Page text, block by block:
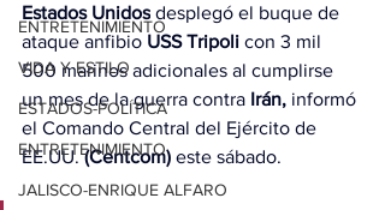
ENTRETENIMIENTO
VIDA Y ESTILO
ESTADOS-POLÍTICA
ENTRETENIMIENTO
JALISCO-ENRIQUE ALFARO
Estados Unidos desplegó el buque de
ataque anfibio USS Tripoli con 3 mil
500 marinos adicionales al cumplirse
un mes de la guerra contra Irán, informó
el Comando Central del Ejército de
EE.UU. (Centcom) este sábado.